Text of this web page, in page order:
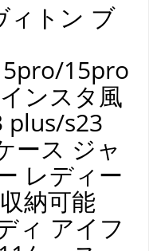
ィトン ブ
15pro
インスタ風
plus/s23
ース ジャ
レディー
納可能
ィ アイフ